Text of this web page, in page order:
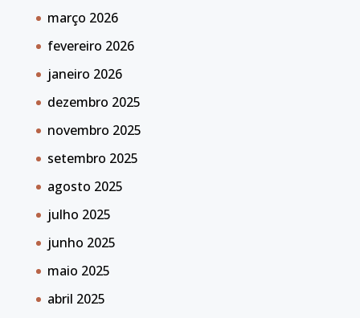
março 2026
fevereiro 2026
janeiro 2026
dezembro 2025
novembro 2025
setembro 2025
agosto 2025
julho 2025
junho 2025
maio 2025
abril 2025